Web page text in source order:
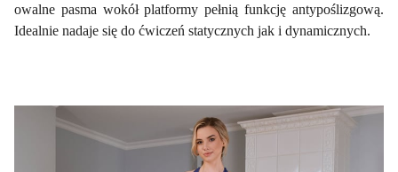
owalne pasma wokół platformy pełnią funkcję antypoślizgową.
Idealnie nadaje się do ćwiczeń statycznych jak i dynamicznych.